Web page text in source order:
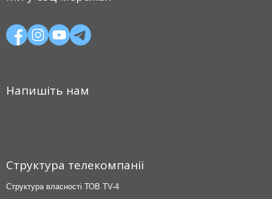
Напишіть нам
Структура телекомпанії
Структура власності ТОВ TV-4